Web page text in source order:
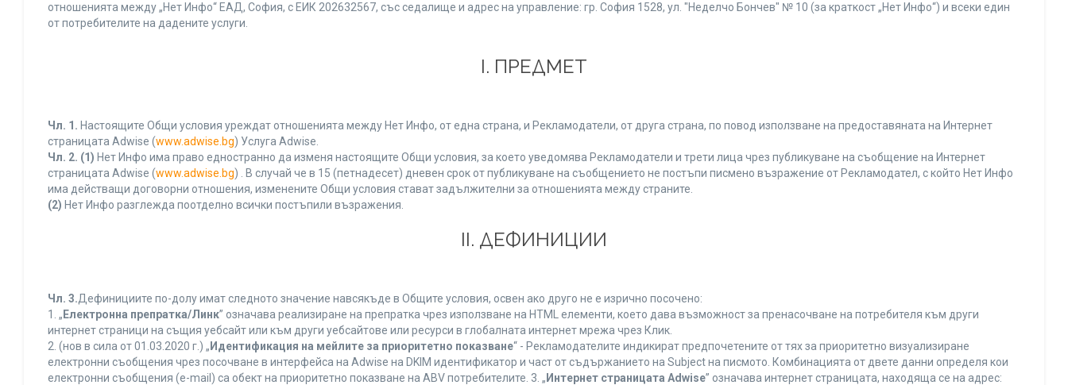
отношенията между „Нет Инфо“ ЕАД, София, с ЕИК 202632567, със седалище и адрес на управление: гр. София 1528, ул. "Неделчо Бончев" № 10 (за краткост „Нет Инфо“) и всеки един
от потребителите на дадените услуги.
І. ПРЕДМЕТ
Чл. 1. Настоящите Общи условия уреждат отношенията между Нет Инфо, от една страна, и Рекламодатели, от друга страна, по повод използване на предоставяната на Интернет
страницата Adwise (www.adwise.bg) Услуга Adwise.
Чл. 2. (1) Нет Инфо има право едностранно да изменя настоящите Общи условия, за което уведомява Рекламодатели и трети лица чрез публикуване на съобщение на Интернет
страницата Adwise (www.adwise.bg) . В случай че в 15 (петнадесет) дневен срок от публикуване на съобщението не постъпи писмено възражение от Рекламодател, с който Нет Инфо
има действащи договорни отношения, изменените Общи условия стават задължителни за отношенията между страните.
(2) Нет Инфо разглежда поотделно всички постъпили възражения.
ІІ. ДЕФИНИЦИИ
Чл. 3.Дефинициите по-долу имат следното значение навсякъде в Общите условия, освен ако друго не е изрично посочено:
1. „ Електронна препратка/Линк” означава реализиране на препратка чрез използване на HTML елементи, което дава възможност за пренасочване на потребителя към други
интернет страници на същия уебсайт или към други уебсайтове или ресурси в глобалната интернет мрежа чрез Клик.
2. (нов в сила от 01.03.2020 г.) „ Идентификация на мейлите за приоритетно показване“ - Рекламодателите индикират предпочетените от тях за приоритетно визуализиране
електронни съобщения чрез посочване в интерфейса на Adwise на DKIM идентификатор и част от съдържанието на Subject на писмото. Комбинацията от двете данни определя кои
електронни съобщения (e-mail) са обект на приоритетно показване на ABV потребителите. 3. „ Интернет страницата Adwise” означава интернет страницата, находяща се на адрес: